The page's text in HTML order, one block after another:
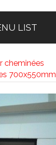
LIST
cheminées
700x550mm